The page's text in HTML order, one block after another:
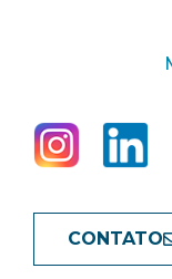
CONTATO